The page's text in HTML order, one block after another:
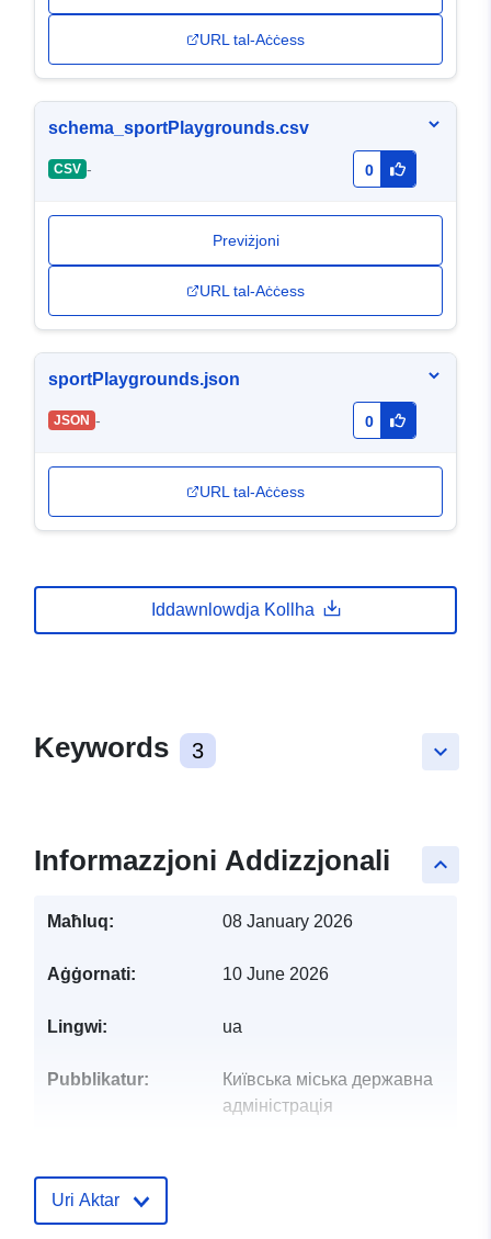
URL tal-Aċċess
schema_sportPlaygrounds.csv
CSV - 0
Previżjoni
URL tal-Aċċess
sportPlaygrounds.json
JSON - 0
URL tal-Aċċess
Iddawnlowdja Kollha
keyboard_arrow_down
Keywords 3
keyboard_arrow_up
Informazzjoni Addizzjonali
Maħluq: 08 January 2026
Aġġornati: 10 June 2026
Lingwi: ua
Pubblikatur:
Київська міська державна
адміністрація
Uri Aktar